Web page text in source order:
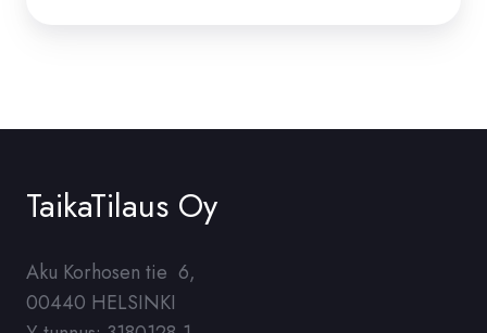
TaikaTilaus Oy
Aku Korhosen tie 6,
00440 HELSINKI